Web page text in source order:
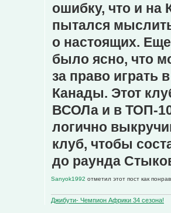
ошибку, что и на
пытался
о настоящих.
было ясно, что
за право играть
Канады. Этот
ВСОЛа и в ТОП-
логично
клуб, чтобы
до раунда
Sanyok1992 отметил этот пост как
Джибути- Чемпион Африки 34 сезона!